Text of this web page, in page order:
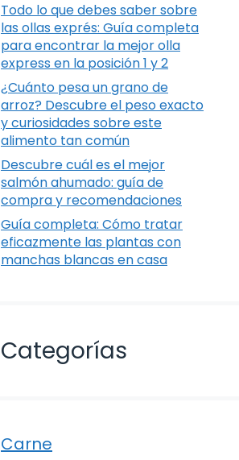
Todo lo que debes saber sobre
las ollas exprés: Guía completa
para encontrar la mejor olla
express en la posición 1 y 2
¿Cuánto pesa un grano de
arroz? Descubre el peso exacto
y curiosidades sobre este
alimento tan común
Descubre cuál es el mejor
salmón ahumado: guía de
compra y recomendaciones
Guía completa: Cómo tratar
eficazmente las plantas con
manchas blancas en casa
Categorías
Carne